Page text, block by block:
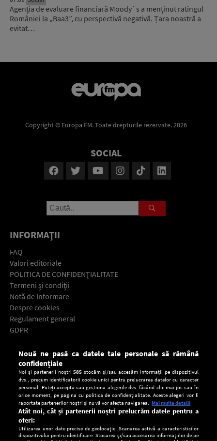
Agenția de evaluare financiară Moody`s a menținut ratingul
României la „Baa3”, cu perspectivă negativă. Țara noastră a
evitat…
Copyright © Europa FM. Toate drepturile rezervate. 2026
SOCIAL
INFORMAŢII
FAQ
Valori editoriale
POLITICA DE CONFIDENŢIALITATE
Termeni şi condiţii
Notă de Informare
Despre cookies
Regulament general
GDPR
Descarcă gratuit aplicaţia Europa FM pentru smartphone:
Nouă ne pasă ca datele tale personale să rămână
confidențiale
Noi și partenerii noștri585 stocăm și/sau accesăm informații pe dispozitivul
dvs., precum identificatorii cookie unici pentru prelucrarea datelor cu caracter
personal. Puteți accepta sau gestiona alegerile dvs. făcând clic mai jos sau în
orice moment, pe pagina cu politica de confidențialitate. Aceste alegeri vor fi
raportate partenerilor noștri și nu vă vor afecta navigarea. Mai multe detalii
Atât noi, cât și partenerii noștri prelucrăm datele pentru a
oferi:
Utilizarea unor date precise de geolocație. Scanarea activă a caracteristicilor
dispozitivului pentru identificare. Stocarea și/sau accesarea informațiilor de pe